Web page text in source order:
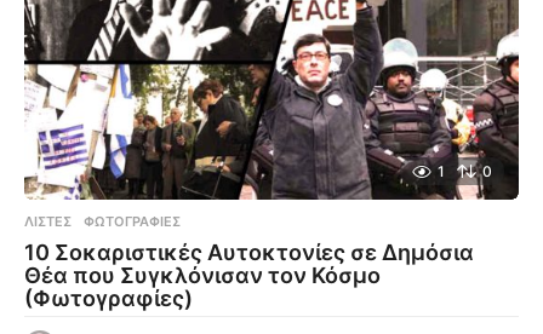
1 0
ΛΊΣΤΕΣ ,ΦΩΤΟΓΡΑΦΊΕΣ
10 Σοκαριστικές Αυτοκτονίες σε Δημόσια
Θέα που Συγκλόνισαν τον Κόσμο
(Φωτογραφίες)